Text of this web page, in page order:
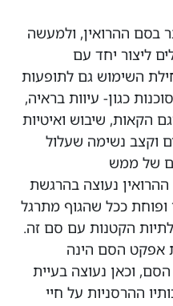
בסם ההרואין, ולמעשה
ליצור יחד עם
השימוש גם לתופעות
כגון- עיוות בראיה,
הקאות, שיבוש ואיטיות
וקצב נשימה שעלול
של ממש
נעוצה בהרגשת
ככל שהגוף מתרגל
הקטנות עם סם זה.
אפקט הסם הינה
וכאן נעוצה בעיית
ההרסניות על חיי